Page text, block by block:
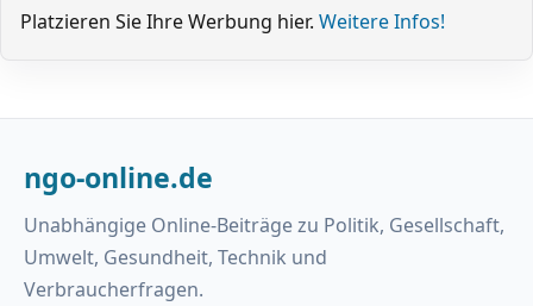
Platzieren Sie Ihre Werbung hier. Weitere Infos!
ngo-online.de
Unabhängige Online-Beiträge zu Politik, Gesellschaft,
Umwelt, Gesundheit, Technik und
Verbraucherfragen.